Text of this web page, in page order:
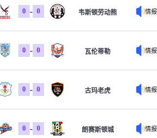
0 - 0 韦斯顿劳动熊 情报
0 - 0 瓦伦蒂勒 情报
0 - 0 古玛老虎 情报
0 - 0 朗赛斯顿城 情报